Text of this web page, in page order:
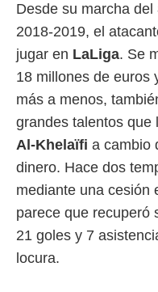
un
o acceder
datos
perfiles
utilizar
crear un
uso de
contenido
medir el
Desde su marcha del
2018-2019, el
jugar en LaLiga. Se
18 millones de euros
más a menos,
grandes talentos que
Al-Khelaïfi a cambio
dinero. Hace dos
mediante una cesión
parece que recuperó
21 goles y 7
locura.